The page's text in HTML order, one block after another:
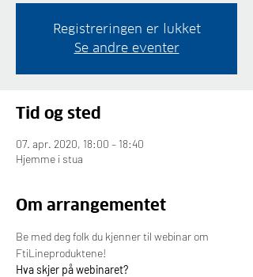
Registreringen er lukket
Se andre eventer
Tid og sted
07. apr. 2020, 18:00 – 18:40
Hjemme i stua
Om arrangementet
Be med deg folk du kjenner til webinar om
FtiLineproduktene!
Hva skjer på webinaret?